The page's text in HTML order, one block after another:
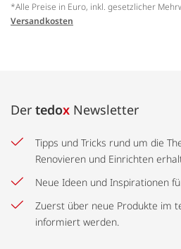
*Alle Preise in Euro, inkl. gesetzlicher
Versandkosten
Der tedox Newsletter
Tipps und Tricks rund um die
Renovieren und Einrichten
Neue Ideen und Inspirationen
Zuerst über neue Produkte im
informiert werden.